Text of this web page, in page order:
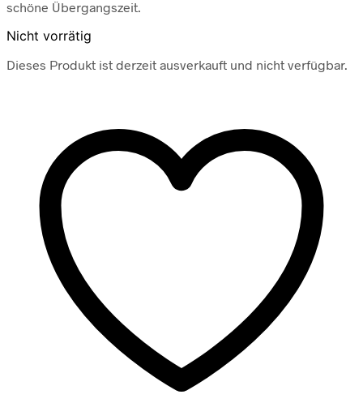
schöne Übergangszeit.
Nicht vorrätig
Dieses Produkt ist derzeit ausverkauft und nicht verfügbar.